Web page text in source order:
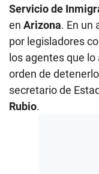
Servicio de
en Arizona. En un
por legisladores
los agentes que
orden de
secretario de
Rubio.